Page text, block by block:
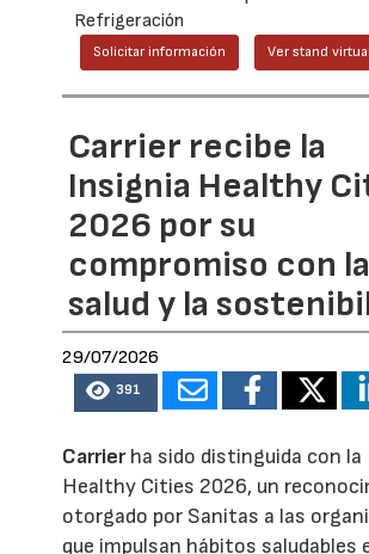
Refrigeración
Solicitar información Ver stand virtual
Carrier recibe la
Insignia Healthy
2026 por su
compromiso con la
salud y la
29/07/2026
391
Carrierha sido distinguida con la
Healthy Cities 2026, un
otorgado por Sanitas a las
que impulsan hábitos saludables